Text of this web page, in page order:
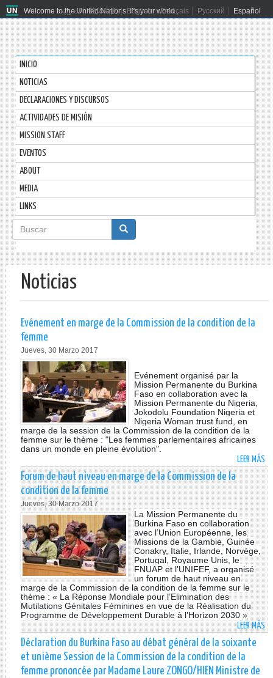
Welcome to the United Nations. It's your world.
العربية 简体中文 English Français Русский Español
INICIO
NOTICIAS
DECLARACIONES Y DISCURSOS
ACTIVIDADES DE MISIÓN
MISSION STAFF
EVENTOS
ABOUT
MEDIA
LINKS
Formulario
de
búsqueda
Buscar
Noticias
Evénement en marge de la Commission de la condition de la
femme
Jueves, 30 Marzo 2017
Evénement organisé par la
Mission Permanente du Burkina
Faso en collaboration avec la
Mission Permanente du Nigeria,
Jokodolu Foundation Nigeria et
Nigeria Woman trust fund, en
marge de la session de la Commission de la condition de la
femme sur le thème : "Les femmes parlementaires africaines
dans un monde en pleine évolution".
LEER MÁS
EN
DE
LA
DE
LA
DE
LA
Forum de haut niveau en marge de la Commission de la
condition de la femme
Jueves, 30 Marzo 2017
La Mission Permanente du
Burkina Faso en collaboration
avec l’Union Européenne, les
Missions de la Gambie, Guinée
Conakry, Italie, Irlande, Norvège,
Portugal, Royaume Unis, le
FNUAP et l’UNIFEF, a organisé
un forum de haut niveau en
marge de la Commission de la condition de la femme sur le
thème : « La Réponse Mondiale pour l’Elimination des
Mutilations Génitales Féminines en vue de la Réalisation du
Programme de Développement Durable à l’Horizon 2030 »
LEER MÁS
Déclaration du Burkina Faso au débat général de la soixante
et unième Session de la Commission de la condition de la
femme prononcée par Madame Laure ZONGO/HIEN Ministre de